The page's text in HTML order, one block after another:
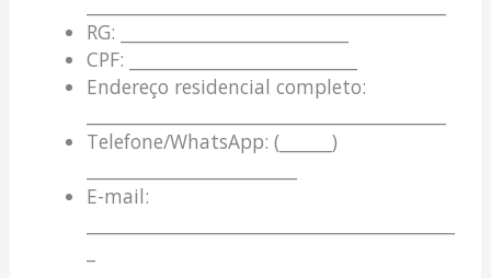
RG: __________________________
CPF: __________________________
Endereço residencial completo:
Telefone/WhatsApp: (______)
E-mail: